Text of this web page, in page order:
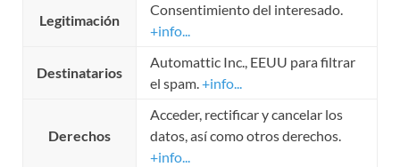
Legitimación
Consentimiento del interesado.
+info...
Destinatarios
Automattic Inc., EEUU para filtrar
el spam.+info...
Derechos
Acceder, rectificar y cancelar los
datos, así como otros derechos.
+info...